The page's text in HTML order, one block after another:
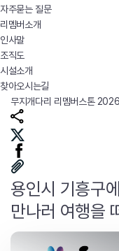
자주묻는 질문
리멤버소개
인사말
조직도
시설소개
찾아오시는길
무지개다리 리멤버스톤
용인시 기흥구
만나러 여행을